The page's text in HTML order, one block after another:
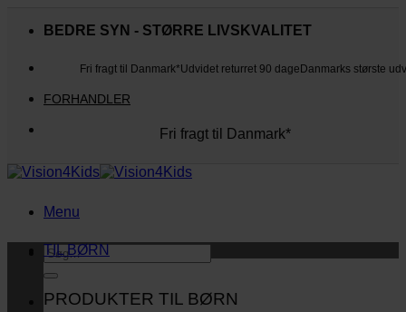
BEDRE SYN - STØRRE LIVSKVALITET
Fri fragt til Danmark*Udvidet returret 90 dage Danmarks største
FORHANDLER
Fri fragt til Danmark*
Menu
Søg
efter:
TIL BØRN
PRODUKTER TIL BØRN